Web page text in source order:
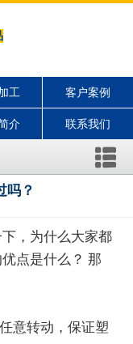
工 客户案例
介 联系我们
吗？
，为什么大家都
点是什么？ 那
意转动，保证塑